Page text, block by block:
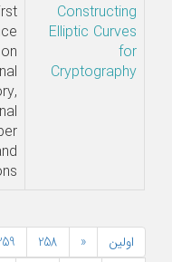
Constructing
Elliptic Curves
Cryptography
First
and
«
258
259